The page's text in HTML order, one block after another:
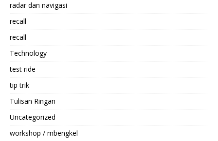
radar dan navigasi
recall
recall
Technology
test ride
tip trik
Tulisan Ringan
Uncategorized
workshop / mbengkel